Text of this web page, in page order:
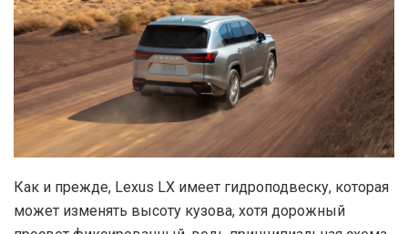
Как и прежде, Lexus LX имеет гидроподвеску, которая
может изменять высоту кузова, хотя дорожный